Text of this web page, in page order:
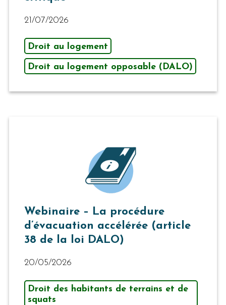
21/07/2026
Droit au logement
Droit au logement opposable (DALO)
Webinaire – La procédure
d’évacuation accélérée (article
38 de la loi DALO)
20/05/2026
Droit des habitants de terrains et de
squats